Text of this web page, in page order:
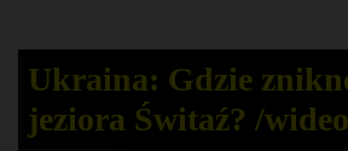
Ukraina: Gdzie
jeziora Świtaź? /